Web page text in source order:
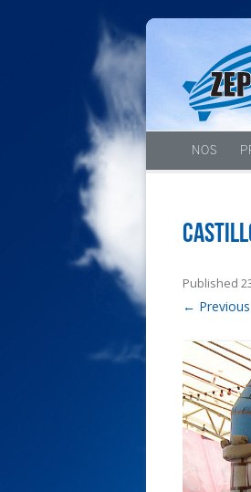
NOS
Published
← Previous